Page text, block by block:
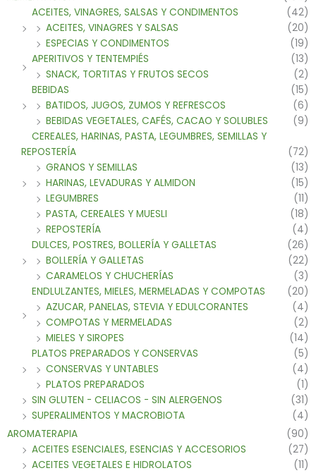
ACEITES, VINAGRES, SALSAS Y CONDIMENTOS
(42)
ACEITES, VINAGRES Y SALSAS
(20)
ESPECIAS Y CONDIMENTOS
(19)
APERITIVOS Y TENTEMPIÉS
(13)
SNACK, TORTITAS Y FRUTOS SECOS
(2)
BEBIDAS
(15)
BATIDOS, JUGOS, ZUMOS Y REFRESCOS
(6)
BEBIDAS VEGETALES, CAFÉS, CACAO Y SOLUBLES
(9)
CEREALES, HARINAS, PASTA, LEGUMBRES, SEMILLAS Y
REPOSTERÍA
(72)
GRANOS Y SEMILLAS
(13)
HARINAS, LEVADURAS Y ALMIDON
(15)
LEGUMBRES
(11)
PASTA, CEREALES Y MUESLI
(18)
REPOSTERÍA
(4)
DULCES, POSTRES, BOLLERÍA Y GALLETAS
(26)
BOLLERÍA Y GALLETAS
(22)
CARAMELOS Y CHUCHERÍAS
(3)
ENDLULZANTES, MIELES, MERMELADAS Y COMPOTAS
(20)
AZUCAR, PANELAS, STEVIA Y EDULCORANTES
(4)
COMPOTAS Y MERMELADAS
(2)
MIELES Y SIROPES
(14)
PLATOS PREPARADOS Y CONSERVAS
(5)
CONSERVAS Y UNTABLES
(4)
PLATOS PREPARADOS
(1)
SIN GLUTEN - CELIACOS - SIN ALERGENOS
(31)
SUPERALIMENTOS Y MACROBIOTA
(4)
AROMATERAPIA
(90)
ACEITES ESENCIALES, ESENCIAS Y ACCESORIOS
(27)
ACEITES VEGETALES E HIDROLATOS
(11)